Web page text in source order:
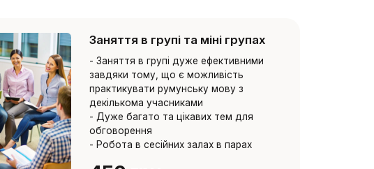
Заняття в групі та міні групах
- Заняття в групі дуже ефективними
завдяки тому, що є можливість
практикувати румунську мову з
декількома учасниками
- Дуже багато та цікавих тем для
обговорення
- Робота в сесійних залах в парах